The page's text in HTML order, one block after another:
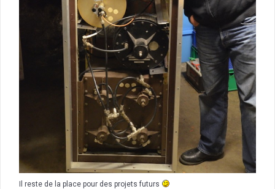
Il reste de la place pour des projets futurs